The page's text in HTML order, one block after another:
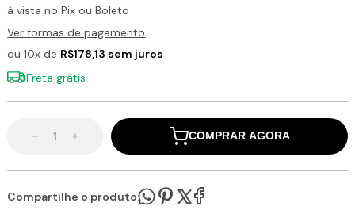
à vista no Pix ou Boleto
Ver formas de pagamento
ou 10x de R$178,13 sem juros
Frete grátis
COMPRAR AGORA
Compartilhe o produto: